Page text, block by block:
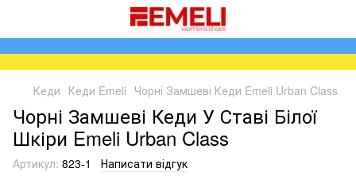
Кеди Кеди Emeli Чорні Замшеві Кеди Emeli Urban Class
Чорні Замшеві Кеди У Ставі Білої
Шкіри Emeli Urban Class
Артикул: 823-1 Написати відгук